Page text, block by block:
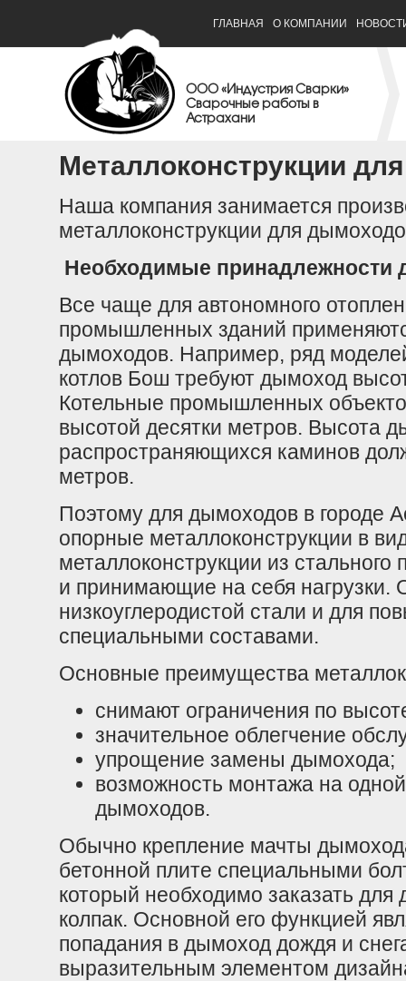
ГЛАВНАЯ О КОМПАНИИ
ООО «Индустрия Сварки»
Сварочные работы в
Астрахани
Металлоконструкции
Наша компания занимается
металлоконструкции для
Необходимые принадлежности
Все чаще для автономного
промышленных зданий
дымоходов. Например, ряд
котлов Бош требуют дымоход
Котельные промышленных
высотой десятки метров. Высота
распространяющихся каминов
метров.
Поэтому для дымоходов в городе
опорные металлоконструкции в
металлоконструкции из
и принимающие на себя нагрузки.
низкоуглеродистой стали и для
специальными составами.
Основные преимущества
снимают ограничения по
значительное облегчение
упрощение замены дымохода;
возможность монтажа на
дымоходов.
Обычно крепление мачты
бетонной плите специальными
который необходимо заказать
колпак. Основной его функцией
попадания в дымоход дождя и
выразительным элементом